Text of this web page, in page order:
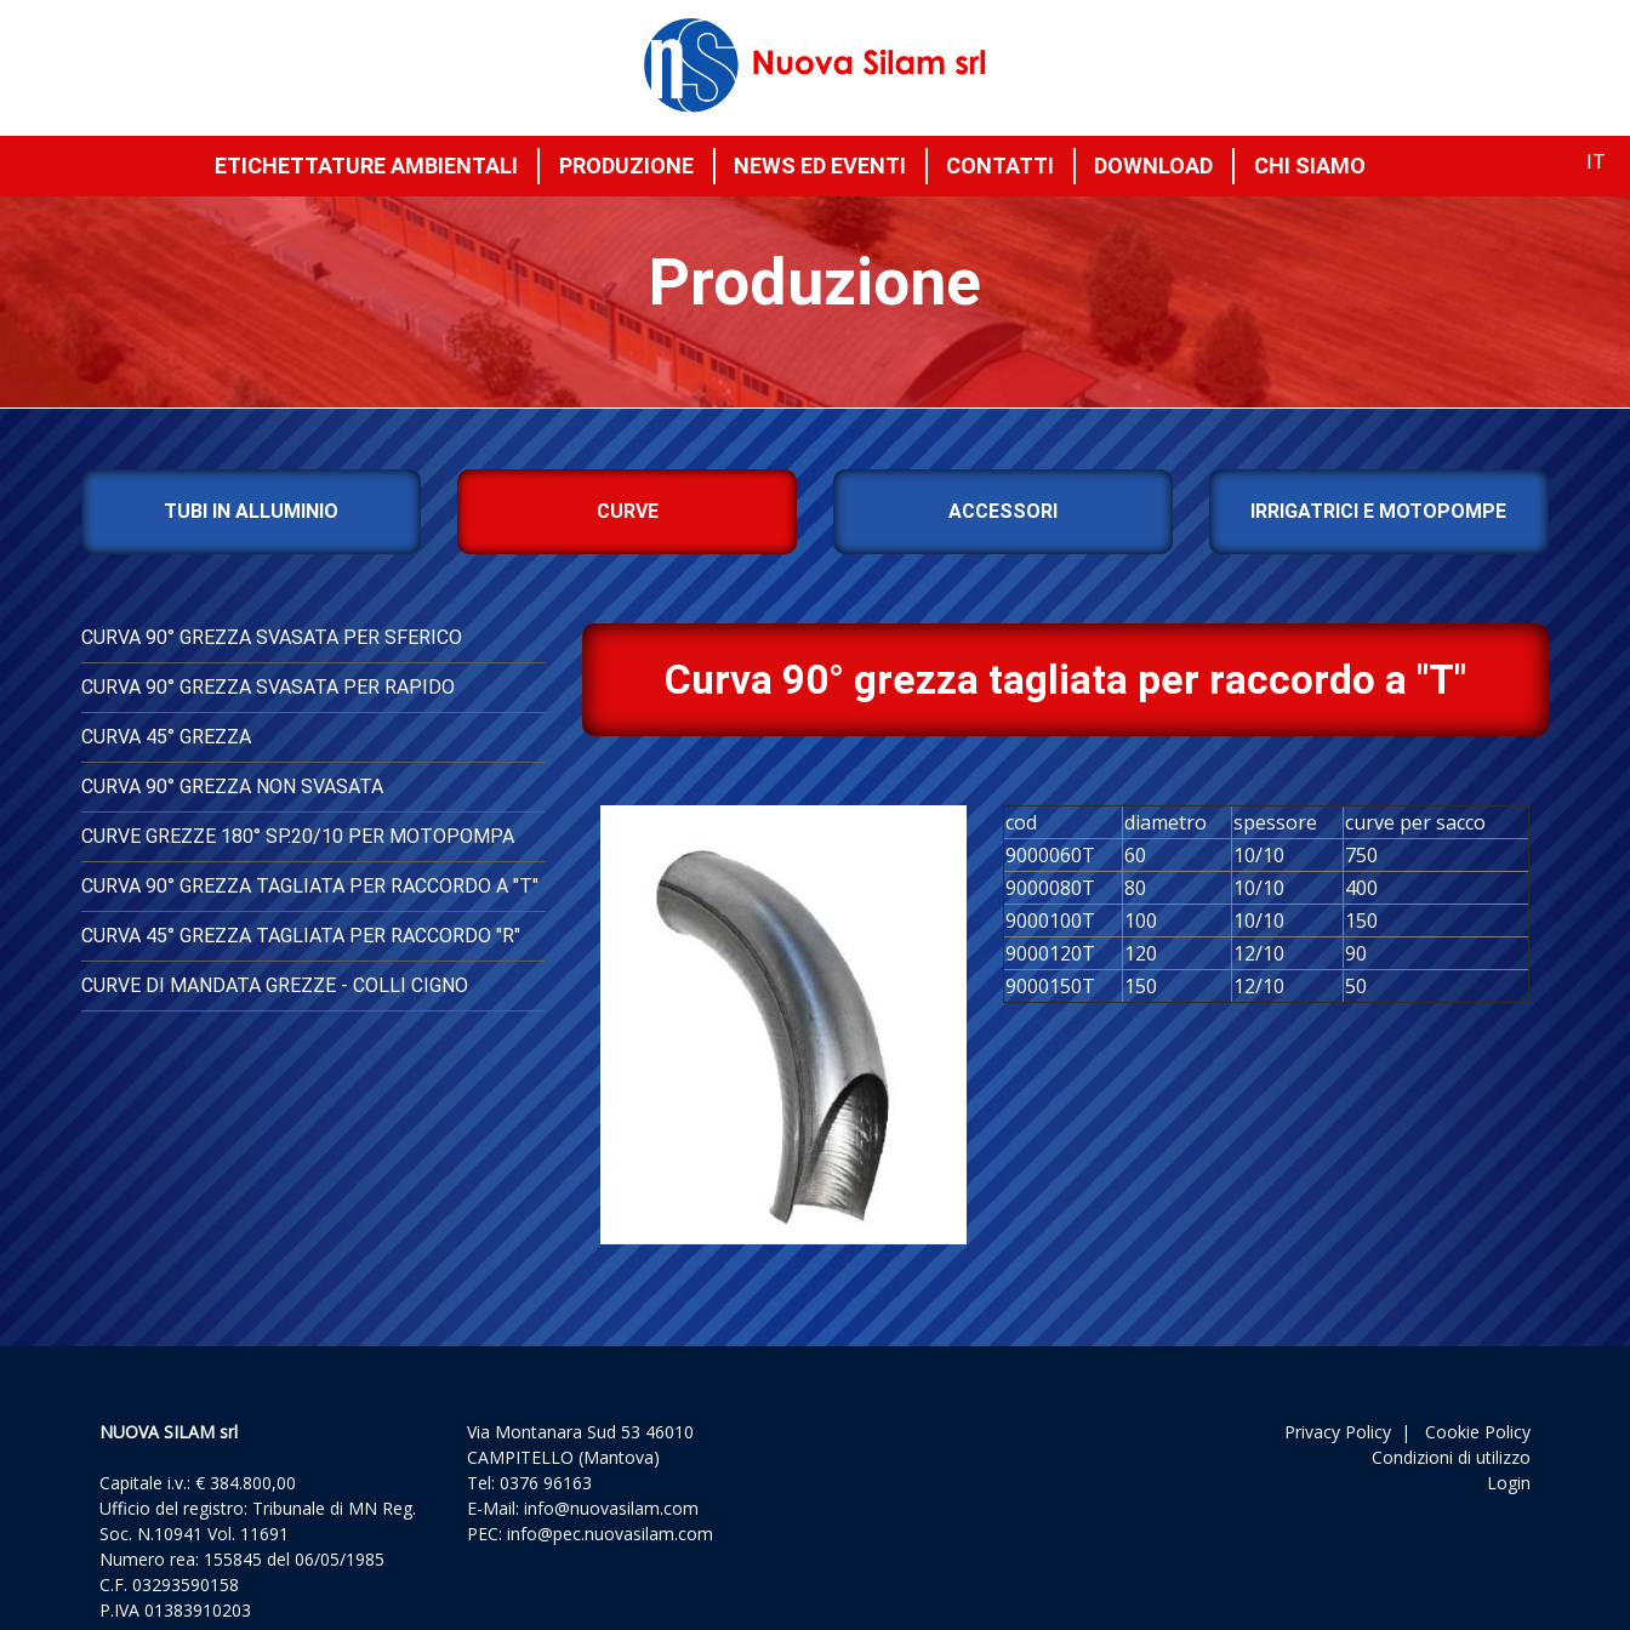
IT
ETICHETTATURE AMBIENTALI PRODUZIONE NEWS ED EVENTI CONTATTI DOWNLOAD CHI SIAMO
Produzione
TUBI IN ALLUMINIO CURVE ACCESSORI IRRIGATRICI E MOTOPOMPE
CURVA 90° GREZZA SVASATA PER SFERICO
CURVA 90° GREZZA SVASATA PER RAPIDO
CURVA 45° GREZZA
CURVA 90° GREZZA NON SVASATA
CURVE GREZZE 180° SP.20/10 PER MOTOPOMPA
CURVA 90° GREZZA TAGLIATA PER RACCORDO A "T"
CURVA 45° GREZZA TAGLIATA PER RACCORDO "R"
CURVE DI MANDATA GREZZE - COLLI CIGNO
Curva 90° grezza tagliata per raccordo a "T"
cod diametro spessore
curve per sacco
9000060T
60 10/10
750
9000080T
80 10/10
400
9000100T
100 10/10
150
9000120T
120 12/10
90
9000150T
150 12/10 50
NUOVA SILAM srl
Capitale i.v.: € 384.800,00
Ufficio del registro: Tribunale di MN Reg.
Soc. N.10941 Vol. 11691
Numero rea: 155845 del 06/05/1985
C.F. 03293590158
P.IVA 01383910203
Via Montanara Sud 53 46010
CAMPITELLO (Mantova)
Tel: 0376 96163
E-Mail: info@nuovasilam.com
PEC: info@pec.nuovasilam.com
Privacy Policy| Cookie Policy
Condizioni di utilizzo
Login